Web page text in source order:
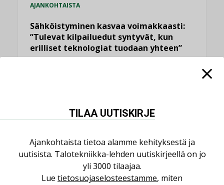
AJANKOHTAISTA
Sähköistyminen kasvaa voimakkaasti:
”Tulevat kilpailuedut syntyvät, kun
erilliset teknologiat tuodaan yhteen”
,
KATSO KAIKKI
TILAA UUTISKIRJE
Ajankohtaista tietoa alamme kehityksestä ja
uutisista. Talotekniikka-lehden uutiskirjeellä on jo
yli 3000 tilaajaa.
Lue tietosuojaselosteestamme, miten